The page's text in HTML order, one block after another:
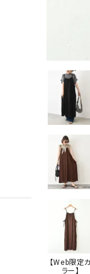
帽子
ソック
その
【Web限定カ
ラー】